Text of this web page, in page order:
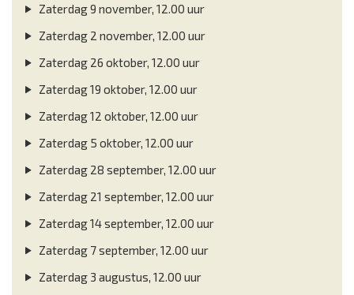
Zaterdag 9 november, 12.00 uur
Zaterdag 2 november, 12.00 uur
Zaterdag 26 oktober, 12.00 uur
Zaterdag 19 oktober, 12.00 uur
Zaterdag 12 oktober, 12.00 uur
Zaterdag 5 oktober, 12.00 uur
Zaterdag 28 september, 12.00 uur
Zaterdag 21 september, 12.00 uur
Zaterdag 14 september, 12.00 uur
Zaterdag 7 september, 12.00 uur
Zaterdag 3 augustus, 12.00 uur